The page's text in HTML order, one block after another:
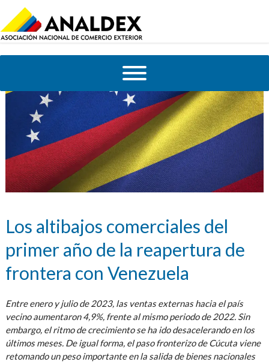
Los altibajos comerciales del
primer año de la reapertura de
frontera con Venezuela
Entre enero y julio de 2023, las ventas externas hacia el país
vecino aumentaron 4,9%, frente al mismo periodo de 2022. Sin
embargo, el ritmo de crecimiento se ha ido desacelerando en los
últimos meses. De igual forma, el paso fronterizo de Cúcuta viene
retomando un peso importante en la salida de bienes nacionales